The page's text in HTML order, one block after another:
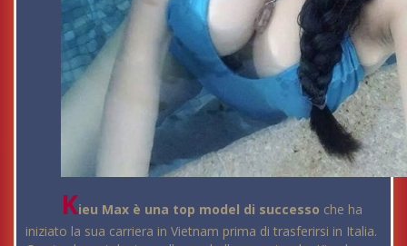
Kieu Max è una top model di successo che ha
iniziato la sua carriera in Vietnam prima di trasferirsi in Italia.